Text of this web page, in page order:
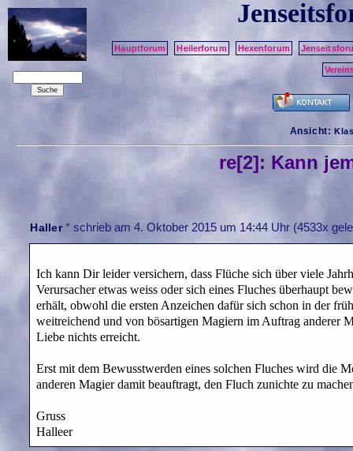
Hauptforum Heilerforum Hexenforum
Ansicht:
re[2]: Kann
Haller*schrieb am4. Oktober 2015 um 14:44 Uhr (4533x
Ich kann Dir leider versichern, dass Flüche sich über viele
Verursacher etwas weiss oder sich eines Fluches überhaupt
erhält, obwohl die ersten Anzeichen dafür sich schon in der
weitreichend und von bösartigen Magiern im Auftrag anderer
Liebe nichts erreicht.
Erst mit dem Bewusstwerden eines solchen Fluches wird die
anderen Magier damit beauftragt, den Fluch zunichte zu
Gruss
Halleer